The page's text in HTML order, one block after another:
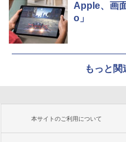
Apple、画
o」
もっと関
本サイトのご利用について